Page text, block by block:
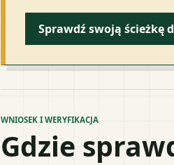
Sprawdź swoją ścieżkę
WNIOSEK I WERYFIKACJA
Gdzie